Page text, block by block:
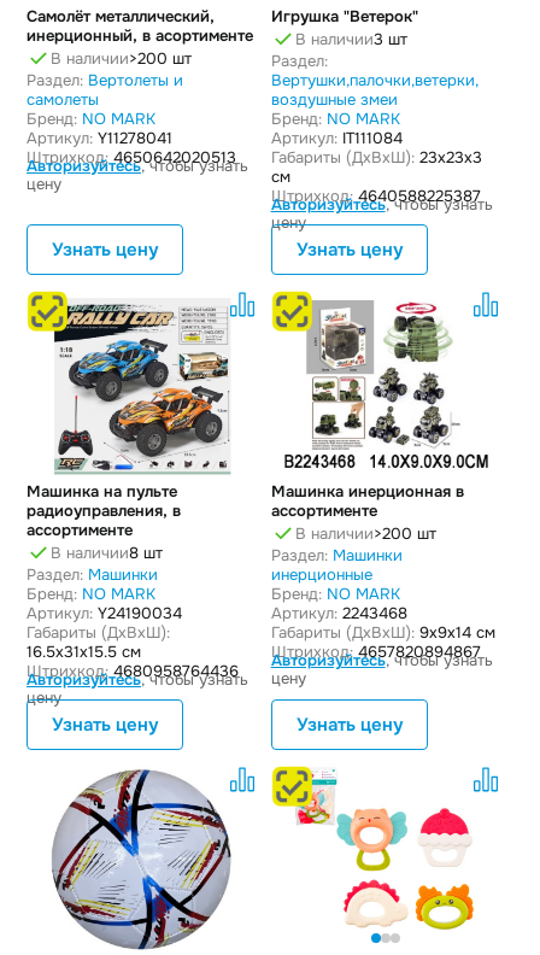
Самолёт металлический,
инерционный, в асортименте
В наличии>200 шт
Раздел: Вертолеты и
самолеты
Бренд: NO MARK
Артикул: Y11278041
Штрихкод: 4650642020513
Авторизуйтесь, чтобы узнать
цену
Узнать цену
Игрушка "Ветерок"
В наличии3 шт
Раздел:
Вертушки,палочки,ветерки,
воздушные змеи
Бренд: NO MARK
Артикул:IT111084
Габариты (ДxВxШ):23x23x3
см
Штрихкод:4640588225387
Авторизуйтесь, чтобы узнать
цену
Узнать цену
Машинка на пульте
радиоуправления, в
ассортименте
В наличии8 шт
Раздел: Машинки
Бренд: NO MARK
Артикул: Y24190034
Габариты (ДxВxШ):
16.5x31x15.5 см
Штрихкод: 4680958764436
Авторизуйтесь, чтобы узнать
цену
Узнать цену
Машинка инерционная в
ассортименте
В наличии>200 шт
Раздел: Машинки
инерционные
Бренд: NO MARK
Артикул:2243468
Габариты (ДxВxШ):9x9x14 см
Штрихкод:4657820894867
Авторизуйтесь, чтобы узнать
цену
Узнать цену